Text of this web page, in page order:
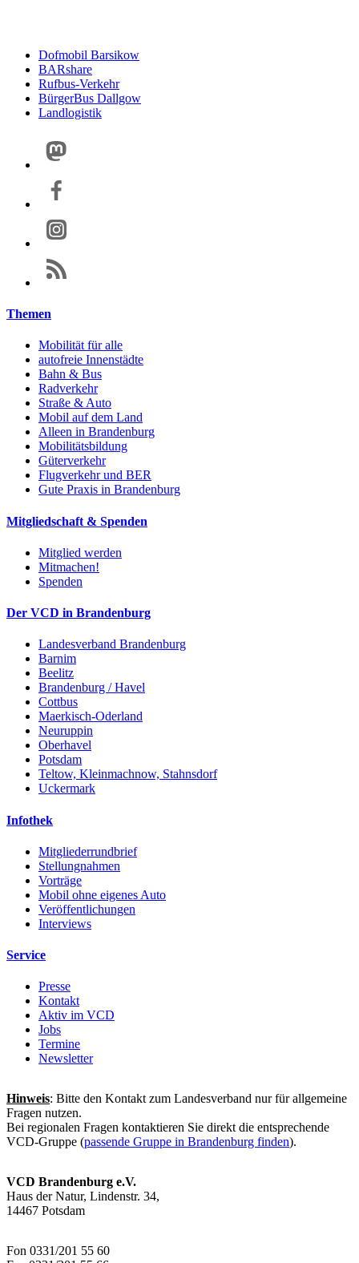
Dofmobil Barsikow
BARshare
Rufbus-Verkehr
BürgerBus Dallgow
Landlogistik
Themen
Mobilität für alle
autofreie Innenstädte
Bahn & Bus
Radverkehr
Straße & Auto
Mobil auf dem Land
Alleen in Brandenburg
Mobilitätsbildung
Güterverkehr
Flugverkehr und BER
Gute Praxis in Brandenburg
Mitgliedschaft & Spenden
Mitglied werden
Mitmachen!
Spenden
Der VCD in Brandenburg
Landesverband Brandenburg
Barnim
Beelitz
Brandenburg / Havel
Cottbus
Maerkisch-Oderland
Neuruppin
Oberhavel
Potsdam
Teltow, Kleinmachnow, Stahnsdorf
Uckermark
Infothek
Mitgliederrundbrief
Stellungnahmen
Vorträge
Mobil ohne eigenes Auto
Veröffentlichungen
Interviews
Service
Presse
Kontakt
Aktiv im VCD
Jobs
Termine
Newsletter
Hinweis: Bitte den Kontakt zum Landesverband nur für allgemeine
Fragen nutzen.
Bei regionalen Fragen kontaktieren Sie direkt die entsprechende
VCD-Gruppe (passende Gruppe in Brandenburg finden).
VCD Brandenburg e.V.
Haus der Natur, Lindenstr. 34,
14467 Potsdam
Fon 0331/201 55 60